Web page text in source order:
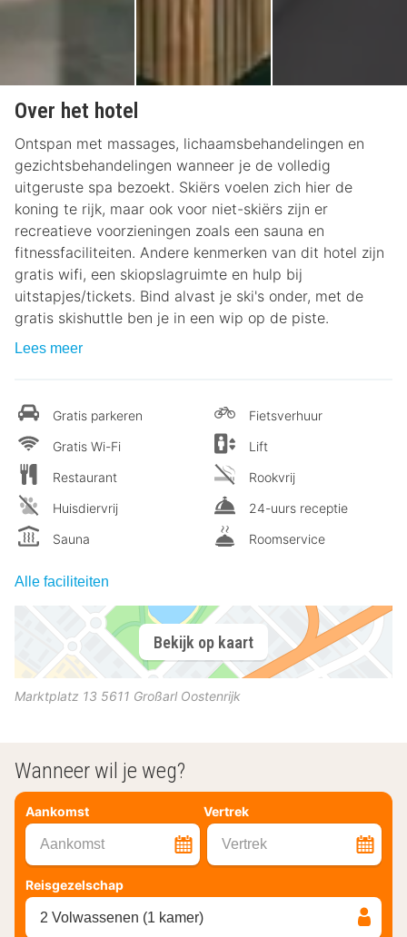
Over het hotel
Ontspan met massages, lichaamsbehandelingen en
gezichtsbehandelingen wanneer je de volledig
uitgeruste spa bezoekt. Skiërs voelen zich hier de
koning te rijk, maar ook voor niet-skiërs zijn er
recreatieve voorzieningen zoals een sauna en
fitnessfaciliteiten. Andere kenmerken van dit hotel zijn
gratis wifi, een skiopslagruimte en hulp bij
uitstapjes/tickets. Bind alvast je ski's onder, met de
gratis skishuttle ben je in een wip op de piste.
Lees meer
Gratis parkeren
Gratis Wi-Fi
Restaurant
Huisdiervrij
Sauna
Fietsverhuur
Lift
Rookvrij
24-uurs receptie
Roomservice
Alle faciliteiten
Bekijk op kaart
Marktplatz 13 5611 Großarl Oostenrijk
Wanneer wil je weg?
Aankomst Vertrek
Aankomst Vertrek
Reisgezelschap
2 Volwassenen (1 kamer)